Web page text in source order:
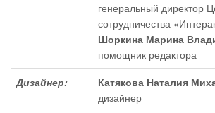
генеральный директор
сотрудничества
Шоркина Марина
помощник редактора
Дизайнер:
Катякова Наталия
дизайнер